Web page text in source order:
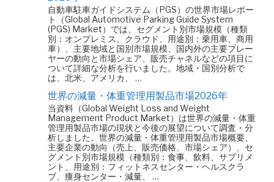
自動車駐車ガイドシステム（PGS）の世界市場レポー
ト（Global Automotive Parking Guide System
(PGS) Market）では、セグメント別市場規模（種類
別：オンプレミス、クラウド、用途別：乗用車、商用
車）、主要地域と国別市場規模、国内外の主要プレー
ヤーの動向と市場シェア、販売チャネルなどの項目に
ついて詳細な分析を行いました。地域・国別分析で
は、北米、アメリカ、 …
世界の減量・体重管理用製品市場2026年
当資料（Global Weight Loss and Weight
Management Product Market）は世界の減量・体重
管理用製品市場の現状と今後の展望について調査・分
析しました。世界の減量・体重管理用製品市場概要、
主要企業の動向（売上、販売価格、市場シェア）、セ
グメント別市場規模（種類別：食事、飲料、サプリメ
ント、用途別：フィットネスセンター・ヘルスクラ
ブ、痩身センター・減量、 …